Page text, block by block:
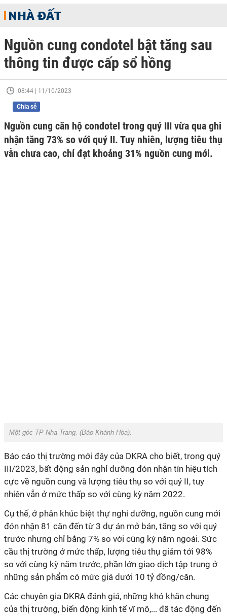
NHÀ ĐẤT
Nguồn cung condotel bật tăng sau
thông tin được cấp sổ hồng
08:44 | 11/10/2023
Chia sẻ
Nguồn cung căn hộ condotel trong quý III vừa qua ghi
nhận tăng 73% so với quý II. Tuy nhiên, lượng tiêu thụ
vẫn chưa cao, chỉ đạt khoảng 31% nguồn cung mới.
Một góc TP Nha Trang. (Báo Khánh Hòa).
Báo cáo thị trường mới đây của DKRA cho biết, trong quý
III/2023, bất động sản nghỉ dưỡng đón nhận tín hiệu tích
cực về nguồn cung và lượng tiêu thụ so với quý II, tuy
nhiên vẫn ở mức thấp so với cùng kỳ năm 2022.
Cụ thể, ở phân khúc biệt thự nghỉ dưỡng, nguồn cung mới
đón nhận 81 căn đến từ 3 dự án mở bán, tăng so với quý
trước nhưng chỉ bằng 7% so với cùng kỳ năm ngoái. Sức
cầu thị trường ở mức thấp, lượng tiêu thụ giảm tới 98%
so với cùng kỳ năm trước, phần lớn giao dịch tập trung ở
những sản phẩm có mức giá dưới 10 tỷ đồng/căn.
Các chuyên gia DKRA đánh giá, những khó khăn chung
của thị trường, biến động kinh tế vĩ mô,... đã tác động đến